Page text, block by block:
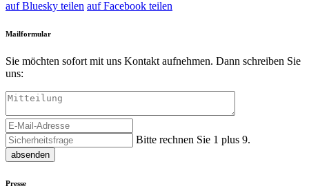
auf Bluesky teilen auf Facebook teilen
Mailformular
Sie möchten sofort mit uns Kontakt aufnehmen. Dann schreiben Sie
uns:
Bitte rechnen Sie 1 plus 9.
absenden
Presse